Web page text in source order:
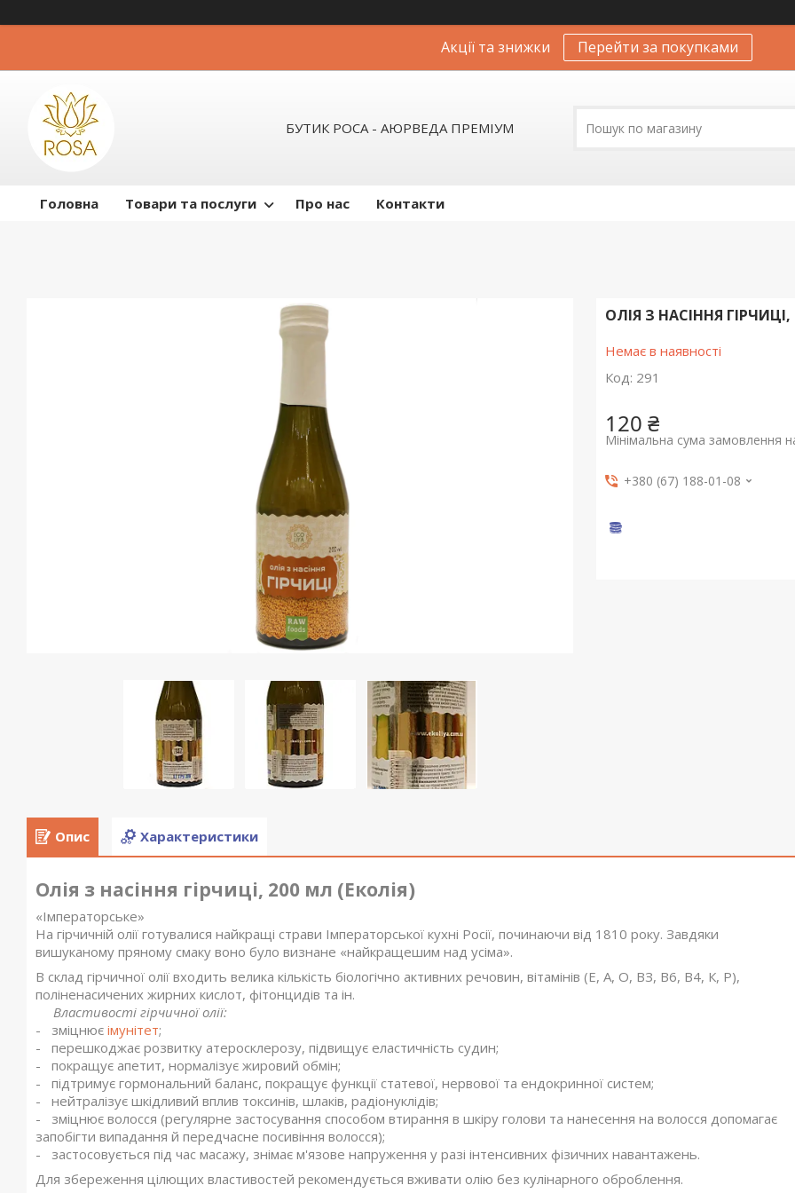
Акції та знижки Перейти за покупками
БУТИК РОСА - АЮРВЕДА ПРЕМІУМ
Головна Товари та послуги Про нас Контакти
ОЛІЯ З НАСІННЯ
Немає в наявності
Код: 291
120 ₴
Мінімальна сума замовлення
+380 (67) 188-01-08
Опис Характеристики
Олія з насіння гірчиці, 200 мл (Еколія)
«Імператорське»
На гірчичній олії готувалися найкращі страви Імператорської кухні Росії, починаючи від 1810 року. Завдяки
вишуканому пряному смаку воно було визнане «найкращешим над усіма».
В склад гірчичної олії входить велика кількість біологічно активних речовин, вітамінів (Е, А, О, ВЗ, В6, В4, К, Р),
поліненасичених жирних кислот, фітонцидів та ін.
Властивості гірчичної олії:
- зміцнює імунітет;
- перешкоджає розвитку атеросклерозу, підвищує еластичність судин;
- покращує апетит, нормалізує жировий обмін;
- підтримує гормональний баланс, покращує функції статевої, нервової та ендокринної систем;
- нейтралізує шкідливий вплив токсинів, шлаків, радіонуклідів;
- зміцнює волосся (регулярне застосування способом втирання в шкіру голови та нанесення на волосся допомагає
запобігти випадання й передчасне посивіння волосся);
- застосовується під час масажу, знімає м'язове напруження у разі інтенсивних фізичних навантажень.
Для збереження цілющих властивостей рекомендується вживати олію без кулінарного оброблення.